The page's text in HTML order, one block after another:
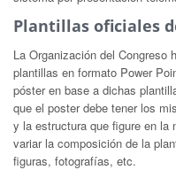
Plantillas oficiales
La Organización del Congreso
plantillas en formato Power
póster en base a dichas
que el poster debe tener los
y la estructura que figure en la
variar la composición de la
figuras, fotografías, etc.